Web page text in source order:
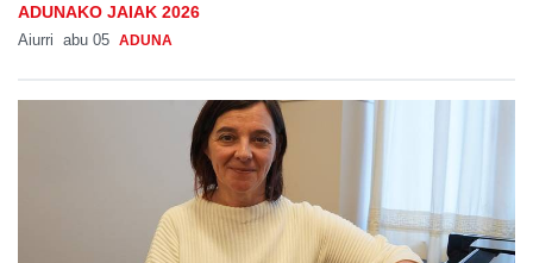
ADUNAKO JAIAK 2026
Aiurri abu 05 ADUNA